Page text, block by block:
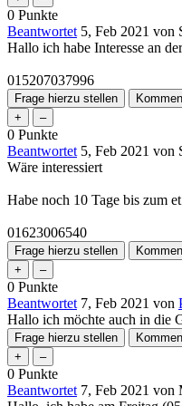
0 Punkte
Beantwortet 5, Feb 2021 von
Hallo ich habe Interesse an
015207037996
0 Punkte
Beantwortet 5, Feb 2021 von
Wäre interessiert
Habe noch 10 Tage bis zum et
01623006540
0 Punkte
Beantwortet 7, Feb 2021 von
Hallo ich möchte auch in die
0 Punkte
Beantwortet 7, Feb 2021 von